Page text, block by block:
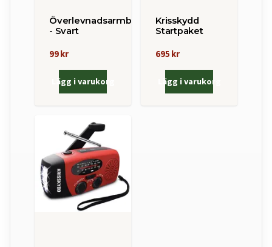
Överlevnadsarmband
- Svart
99 kr
Lägg i varukorg
Krisskydd
Startpaket
695 kr
Lägg i varukorg